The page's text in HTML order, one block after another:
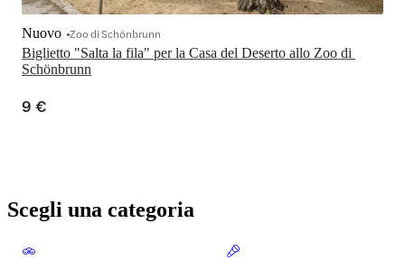
Biglietto "Salta la fila" per la Casa del Deserto allo Zoo di
Schönbrunn
Nuovo Zoo di Schönbrunn
9 €
Scegli una categoria